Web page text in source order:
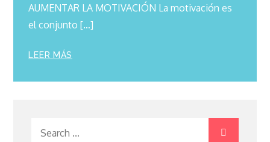
AUMENTAR LA MOTIVACIÓN La motivación es
el conjunto […]
LEER MÁS